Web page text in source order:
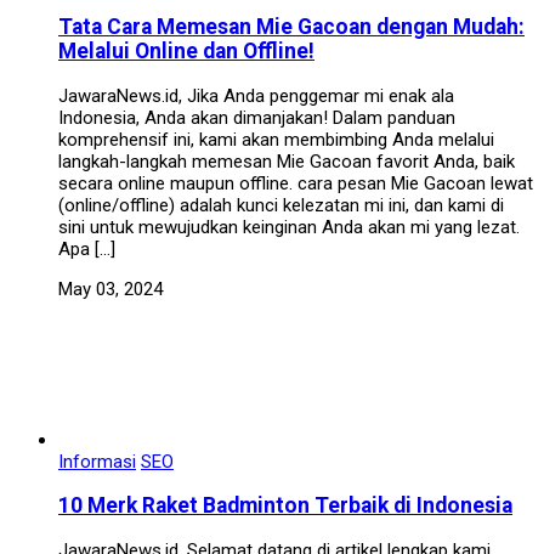
Tata Cara Memesan Mie Gacoan dengan Mudah:
Melalui Online dan Offline!
JawaraNews.id, Jika Anda penggemar mi enak ala
Indonesia, Anda akan dimanjakan! Dalam panduan
komprehensif ini, kami akan membimbing Anda melalui
langkah-langkah memesan Mie Gacoan favorit Anda, baik
secara online maupun offline. cara pesan Mie Gacoan lewat
(online/offline) adalah kunci kelezatan mi ini, dan kami di
sini untuk mewujudkan keinginan Anda akan mi yang lezat.
Apa […]
May 03, 2024
Informasi SEO
10 Merk Raket Badminton Terbaik di Indonesia